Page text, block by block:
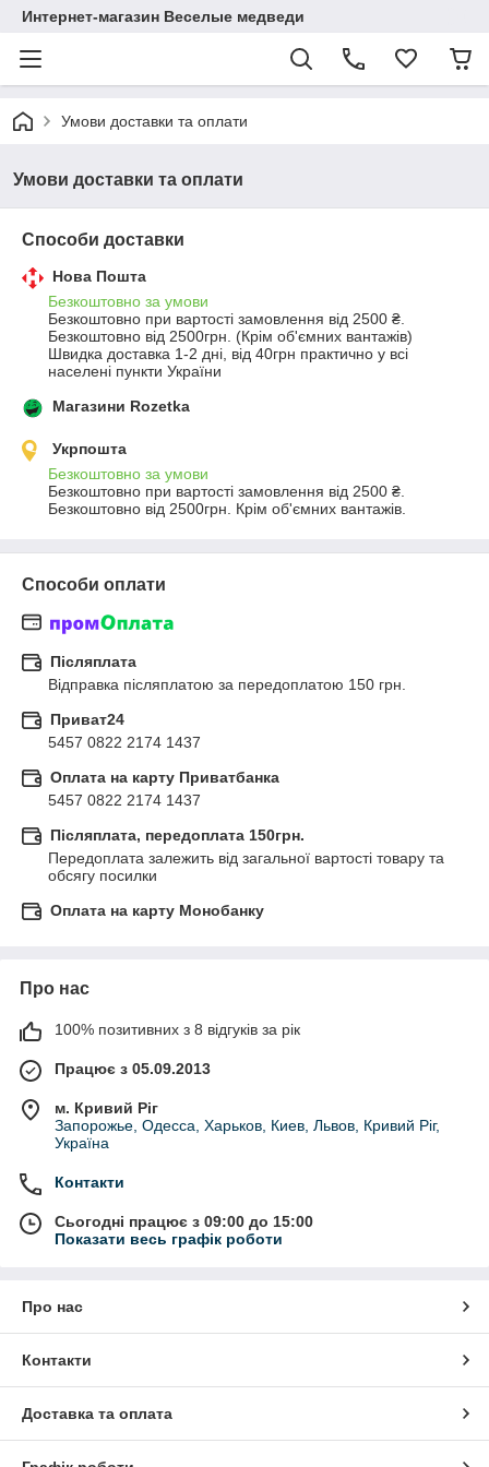
Интернет-магазин Веселые медведи
Умови доставки та оплати
Умови доставки та оплати
Способи доставки
Нова Пошта
Безкоштовно за умови
Безкоштовно при вартості замовлення від 2500 ₴.
Безкоштовно від 2500грн. (Крім об'ємних вантажів)
Швидка доставка 1-2 дні, від 40грн практично у всі
населені пункти України
Магазини Rozetka
Укрпошта
Безкоштовно за умови
Безкоштовно при вартості замовлення від 2500 ₴.
Безкоштовно від 2500грн. Крім об'ємних вантажів.
Способи оплати
Післяплата
Відправка післяплатою за передоплатою 150 грн.
Приват24
5457 0822 2174 1437
Оплата на карту Приватбанка
5457 0822 2174 1437
Післяплата, передоплата 150грн.
Передоплата залежить від загальної вартості товару та
обсягу посилки
Оплата на карту Монобанку
Про нас
100% позитивних з 8 відгуків за рік
Працює з 05.09.2013
м. Кривий Ріг
Запорожье, Одесса, Харьков, Киев, Львов, Кривий Ріг,
Україна
Контакти
Сьогодні працює з 09:00 до 15:00
Показати весь графік роботи
Про нас
Контакти
Доставка та оплата